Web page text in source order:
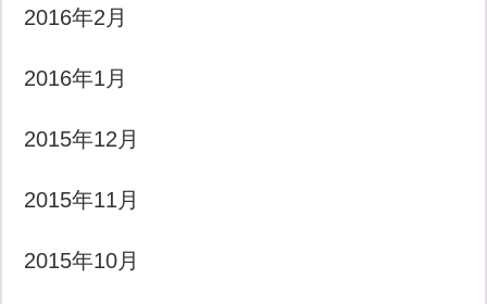
2016年2月
2016年1月
2015年12月
2015年11月
2015年10月